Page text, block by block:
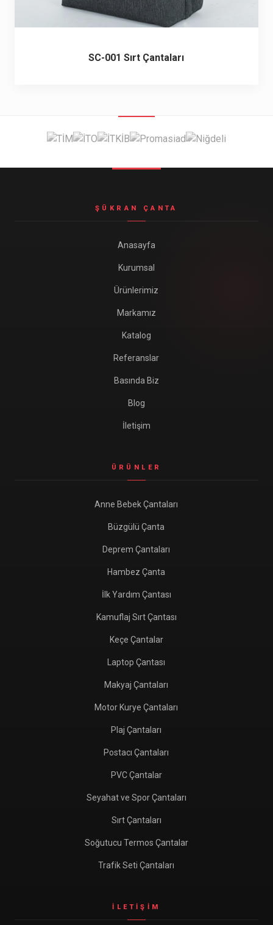
SC-001 Sırt Çantaları
ŞÜKRAN ÇANTA
Anasayfa
Kurumsal
Ürünlerimiz
Markamız
Katalog
Referanslar
Basında Biz
Blog
İletişim
ÜRÜNLER
Anne Bebek Çantaları
Büzgülü Çanta
Deprem Çantaları
Hambez Çanta
İlk Yardım Çantası
Kamuflaj Sırt Çantası
Keçe Çantalar
Laptop Çantası
Makyaj Çantaları
Motor Kurye Çantaları
Plaj Çantaları
Postacı Çantaları
PVC Çantalar
Seyahat ve Spor Çantaları
Sırt Çantaları
Soğutucu Termos Çantalar
Trafik Seti Çantaları
İLETIŞIM